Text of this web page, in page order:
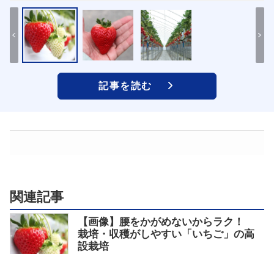
記事を読む
関連記事
【画像】腰をかがめないからラク！
栽培・収穫がしやすい「いちご」の高
設栽培